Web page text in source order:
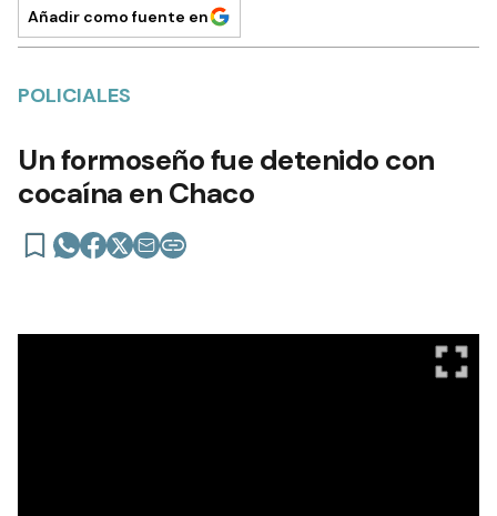
Añadir como fuente en
POLICIALES
Un formoseño fue detenido con
cocaína en Chaco